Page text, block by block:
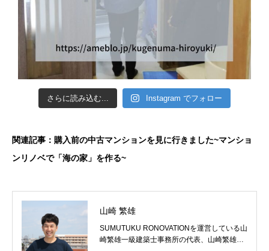
さらに読み込む... Instagram でフォロー
関連記事：購入前の中古マンションを見に行きました~マンショ
ンリノベで「海の家」を作る~
山崎 繁雄
SUMUTUKU RONOVATIONを運営している山
崎繁雄一級建築士事務所の代表、山崎繁雄で